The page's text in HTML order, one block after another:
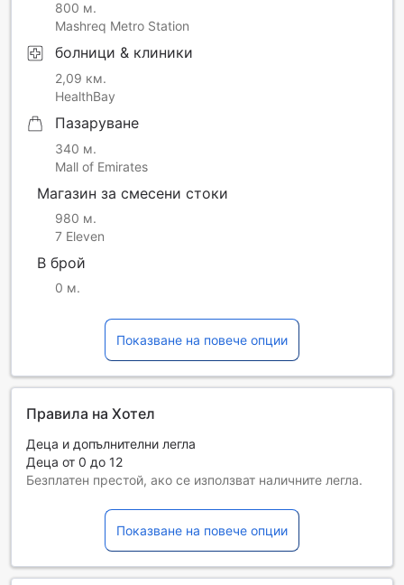
800 м.
Mashreq Metro Station
болници & клиники
2,09 км.
HealthBay
Пазаруване
340 м.
Mall of Emirates
Магазин за смесени стоки
980 м.
7 Eleven
В брой
0 м.
Показване на повече опции
Правила на Хотел
Деца и допълнителни легла
Деца от 0 до 12
Безплатен престой, ако се използват наличните легла.
избрания тип стая. За повече информация вижте
капацитета на отделните стаи.
При резервиране на повече от 5 стаи е възможно да се
прилагат различни условия и допълнителни плащания.
Показване на повече опции